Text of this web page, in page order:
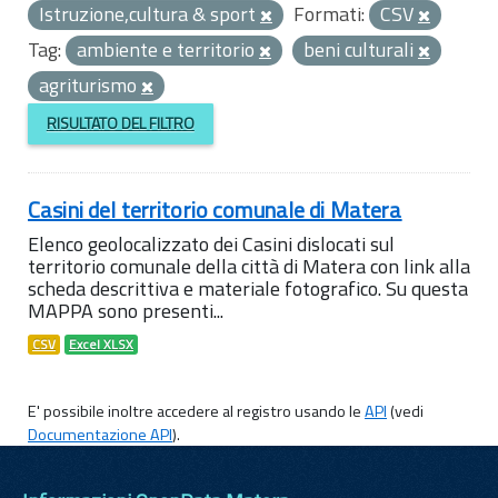
Istruzione,cultura & sport
Formati: CSV
Tag: ambiente e territorio
beni culturali
agriturismo
RISULTATO DEL FILTRO
Casini del territorio comunale di Matera
Elenco geolocalizzato dei Casini dislocati sul
territorio comunale della città di Matera con link alla
scheda descrittiva e materiale fotografico. Su questa
MAPPA sono presenti...
CSV Excel XLSX
E' possibile inoltre accedere al registro usando leAPI(vedi
Documentazione API).